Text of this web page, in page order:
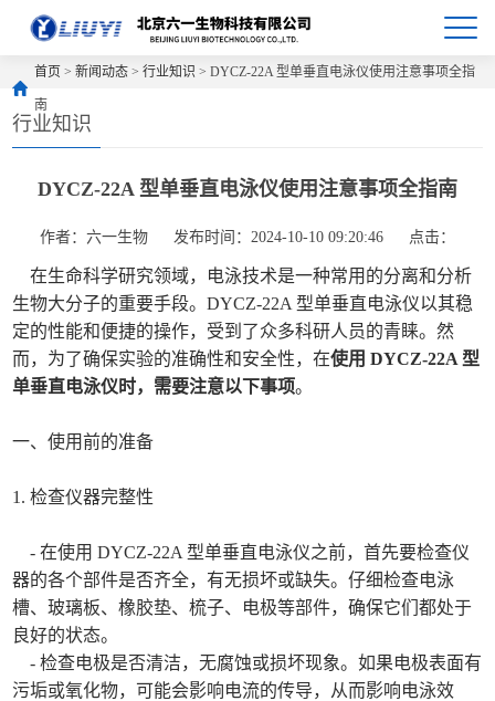
首页 >新闻动态 >行业知识 > DYCZ-22A 型单垂直电泳仪使用注意事项全指
南
行业知识
DYCZ-22A 型单垂直电泳仪使用注意事项全指南
作者：六一生物 发布时间：2024-10-10 09:20:46 点击：
在生命科学研究领域，电泳技术是一种常用的分离和分析
生物大分子的重要手段。DYCZ-22A 型单垂直电泳仪以其稳
定的性能和便捷的操作，受到了众多科研人员的青睐。然
而，为了确保实验的准确性和安全性，在使用 DYCZ-22A 型
单垂直电泳仪时，需要注意以下事项。
一、使用前的准备
1. 检查仪器完整性
- 在使用 DYCZ-22A 型单垂直电泳仪之前，首先要检查仪
器的各个部件是否齐全，有无损坏或缺失。仔细检查电泳
槽、玻璃板、橡胶垫、梳子、电极等部件，确保它们都处于
良好的状态。
- 检查电极是否清洁，无腐蚀或损坏现象。如果电极表面有
污垢或氧化物，可能会影响电流的传导，从而影响电泳效